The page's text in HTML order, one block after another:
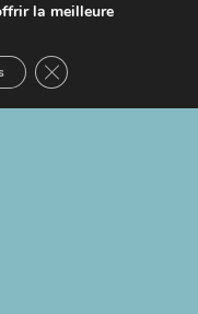
la meilleure
Fermer la bannière